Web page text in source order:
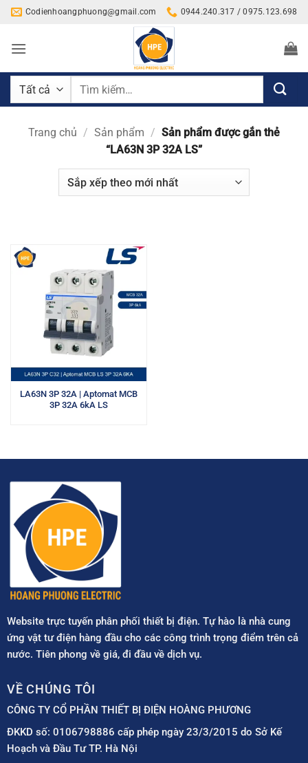
Bỏ
nội
Codienhoangphuong@gmail.com 0944.240.317 / 0975.123.698
Tìm
Trang chủ / Sản phẩm / Sản phẩm được gắn thẻ
“LA63N 3P 32A LS”
LA63N 3P 32A | Aptomat MCB
3P 32A 6kA LS
Website trực tuyến phân phối thiết bị điện. Tự hào là nhà cung
ứng vật tư điện hàng đầu cho các công trình trọng điểm trên cả
nước. Tiên phong về giá, đi đầu về dịch vụ.
VỀ CHÚNG TÔI
CÔNG TY CỔ PHẦN THIẾT BỊ ĐIỆN HOÀNG PHƯƠNG
ĐKKD số: 0106798886 cấp phép ngày 23/3/2015 do Sở Kế
Hoạch và Đầu Tư TP. Hà Nội